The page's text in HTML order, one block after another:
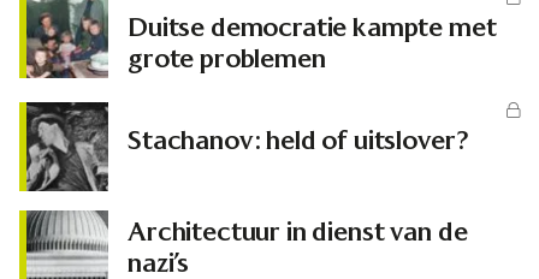
Duitse democratie kampte met
grote problemen
Stachanov: held of uitslover?
Architectuur in dienst van de
nazi’s